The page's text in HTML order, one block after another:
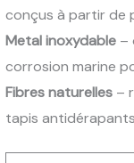
conçus à partir de
Metal inoxydable–
corrosion marine
Fibres naturelles–
tapis